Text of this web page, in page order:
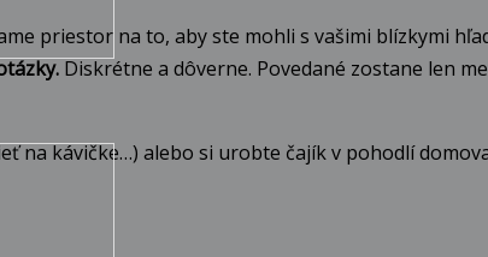
priestor na to, aby ste mohli s vašimi blízkymi
Diskrétne a dôverne. Povedané zostane len
na kávičke…) alebo si urobte čajík v pohodlí